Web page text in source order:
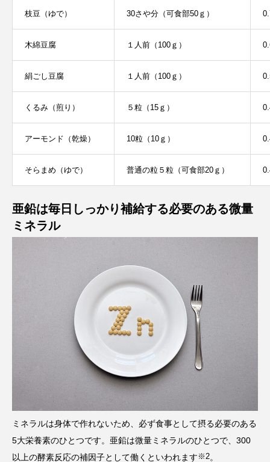
枝豆（ゆで） 30さや分（可食部50ｇ）
木綿豆腐 １人前（100ｇ）
絹ごし豆腐 １人前（100ｇ）
くるみ（煎り） ５粒（15ｇ）
アーモンド（乾燥） 10粒（10ｇ）
そらまめ（ゆで） 普通の粒５粒（可食部20ｇ）
亜鉛は毎日しっかり補給する必要のある微量
ミネラル
ミネラルは身体で作れないため、必ず食事として摂る必要のある
5大栄養素のひとつです。亜鉛は微量ミネラルのひとつで、300
以上の酵素反応の補因子として働くといわれます ※2。